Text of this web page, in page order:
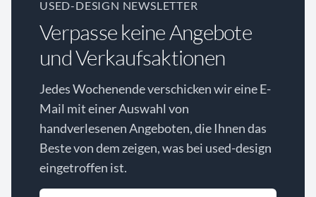
USED-DESIGN NEWSLETTER
Verpasse keine Angebote
und Verkaufsaktionen
Jedes Wochenende verschicken wir eine E-
Mail mit einer Auswahl von
handverlesenen Angeboten, die Ihnen das
Beste von dem zeigen, was bei used-design
eingetroffen ist.